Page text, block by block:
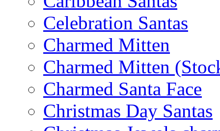
Celebration Santas
Charmed Mitten
Charmed Mitten
Charmed Santa Face
Christmas Day Santas